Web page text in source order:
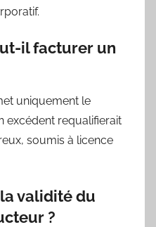
il facturer un
uniquement le
excédent requalifierait
soumis à licence
validité du
?